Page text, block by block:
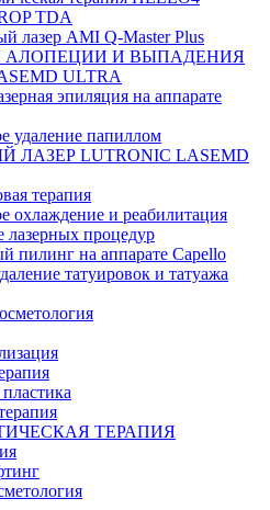
TDA
лазер AMI Q-Master Plus
АЛОПЕЦИИ И ВЫПАДЕНИЯ
ULTRA
эпиляция на аппарате
удаление папиллом
ЛАЗЕР LUTRONIC LASEMD
терапия
охлаждение и реабилитация
лазерных процедур
пилинг на аппарате Capello
татуировок и татуажа
ТЕРАПИЯ